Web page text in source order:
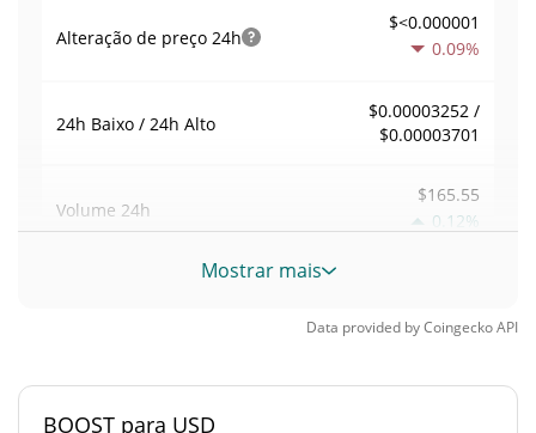
Alteração de preço 24h
$<0.000001
0.09%
24h Baixo / 24h Alto
$0.00003252 /
$0.00003701
Volume 24h
$165.55
0.12%
Volume / Limite de
Mostrar mais
Data provided byCoingeckoAPI
BOOST para USD